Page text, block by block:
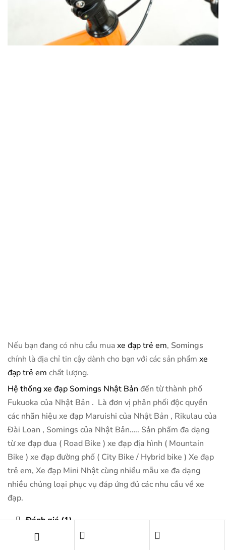
Nếu bạn đang có nhu cầu muaxe đạp trẻ em, Somings
chính là địa chỉ tin cậy dành cho bạn với các sản phẩm xe
đạp trẻ em chất lượng.
Hệ thống xe đạp Somings Nhật Bản đến từ thành phố
Fukuoka của Nhật Bản . Là đơn vị phân phối độc quyền
các nhãn hiệu xe đạp Maruishi của Nhật Bản , Rikulau của
Đài Loan , Somings của Nhật Bản….. Sản phẩm đa dạng
từ xe đạp đua ( Road Bike ) xe đạp địa hình ( Mountain
Bike ) xe đạp đường phố ( City Bike / Hybrid bike ) Xe đạp
trẻ em, Xe đạp Mini Nhật cùng nhiều mẫu xe đa dạng
nhiều chủng loại phục vụ đáp ứng đủ các nhu cầu về xe
đạp.
Đánh giá (1)